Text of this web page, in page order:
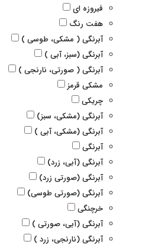
فیروزه ای
هفت رنگ
آبرنگی ( مشکی، طوسی )
آبرنگی (سبز، آبی )
آبرنگی ( صورتی، نارنجی )
مشکی قرمز
چریکی
آبرنگی (مشکی، سبز)
آبرنگی (مشکی، آبی )
آبرنگی
آبرنگی (آبی، زرد)
آبرنگی (صورتی زرد)
آبرنگی (صورتی طوسی)
خرچنگی
آبرنگی (آبی، صورتی )
آبرنگی (نارنجی، زرد )